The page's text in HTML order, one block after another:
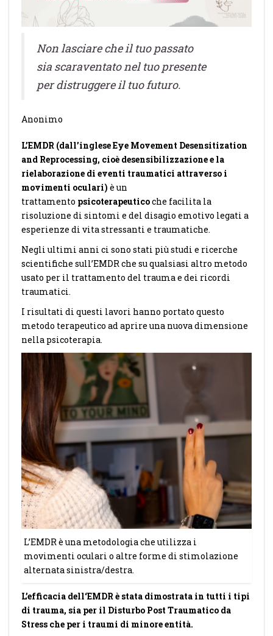
Non lasciare che il tuo passato
sia scaraventato nel tuo presente
per distruggere il tuo futuro.
Anonimo
L’EMDR (dall’inglese Eye Movement Desensitization
and Reprocessing, cioè desensibilizzazione e la
rielaborazione di eventi traumatici attraverso i
movimenti oculari) è un
trattamento psicoterapeuticoche facilita la
risoluzione di sintomi e del disagio emotivo legati a
esperienze di vita stressanti e traumatiche.
Negli ultimi anni ci sono stati più studi e ricerche
scientifiche sull’EMDR che su qualsiasi altro metodo
usato per il trattamento del trauma e dei ricordi
traumatici.
I risultati di questi lavori hanno portato questo
metodo terapeutico ad aprire una nuova dimensione
nella psicoterapia.
L’EMDR è una metodologia che utilizza i
movimenti oculari o altre forme di stimolazione
alternata sinistra/destra.
L’efficacia dell‘EMDR è stata dimostrata in tutti i tipi
di trauma, sia per il Disturbo Post Traumatico da
Stress che per i traumi di minore entità.